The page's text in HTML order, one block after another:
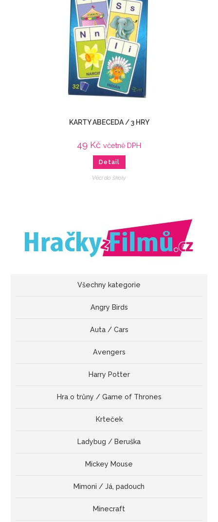
KARTY ABECEDA / 3 HRY
49 Kč včetně DPH
Detail
Věci do školy
Všechny kategorie
Angry Birds
Auta / Cars
Avengers
Harry Potter
Hra o trůny / Game of Thrones
Krteček
Ladybug / Beruška
Mickey Mouse
Mimoni / Já, padouch
Minecraft